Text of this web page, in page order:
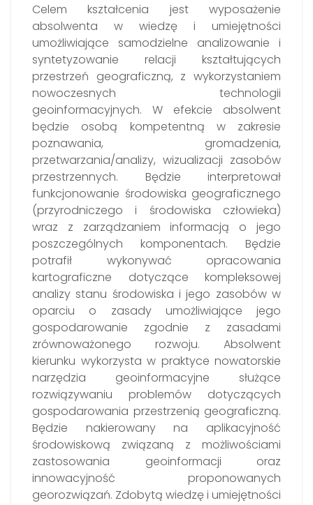
Celem kształcenia jest wyposażenie
absolwenta w wiedzę i umiejętności
umożliwiające samodzielne analizowanie i
syntetyzowanie relacji kształtujących
przestrzeń geograficzną, z wykorzystaniem
nowoczesnych technologii
geoinformacyjnych. W efekcie absolwent
będzie osobą kompetentną w zakresie
poznawania, gromadzenia,
przetwarzania/analizy, wizualizacji zasobów
przestrzennych. Będzie interpretował
funkcjonowanie środowiska geograficznego
(przyrodniczego i środowiska człowieka)
wraz z zarządzaniem informacją o jego
poszczególnych komponentach. Będzie
potrafił wykonywać opracowania
kartograficzne dotyczące kompleksowej
analizy stanu środowiska i jego zasobów w
oparciu o zasady umożliwiające jego
gospodarowanie zgodnie z zasadami
zrównoważonego rozwoju. Absolwent
kierunku wykorzysta w praktyce nowatorskie
narzędzia geoinformacyjne służące
rozwiązywaniu problemów dotyczących
gospodarowania przestrzenią geograficzną.
Będzie nakierowany na aplikacyjność
środowiskową związaną z możliwościami
zastosowania geoinformacji oraz
innowacyjność proponowanych
georozwiązań. Zdobytą wiedzę i umiejętności